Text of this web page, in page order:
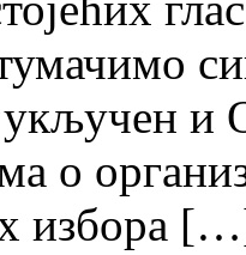
и
о
избора